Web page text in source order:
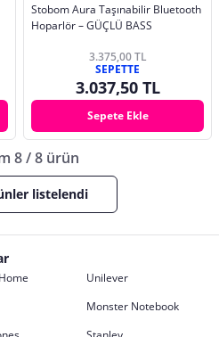
Stobom Aura Taşınabilir Bluetooth
Hoparlör – GÜÇLÜ BASS
3.375,00 TL
SEPETTE
3.037,50 TL
Sepete Ekle
8 / 8 ürün
listelendi
Unilever
Monster Notebook